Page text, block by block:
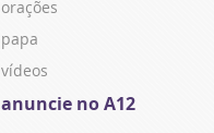
orações
papa
vídeos
anuncie no A12